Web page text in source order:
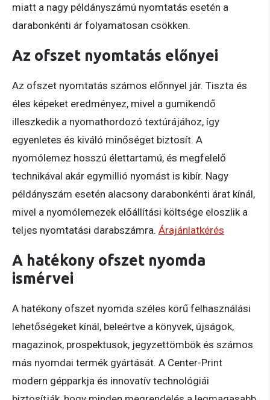
miatt a nagy példányszámú nyomtatás esetén a
darabonkénti ár folyamatosan csökken.
Az ofszet nyomtatás előnyei
Az ofszet nyomtatás számos előnnyel jár. Tiszta és
éles képeket eredményez, mivel a gumikendő
illeszkedik a nyomathordozó textúrájához, így
egyenletes és kiváló minőséget biztosít. A
nyomólemez hosszú élettartamú, és megfelelő
technikával akár egymillió nyomást is kibír. Nagy
példányszám esetén alacsony darabonkénti árat kínál,
mivel a nyomólemezek előállítási költsége eloszlik a
teljes nyomtatási darabszámra. Árajánlatkérés
A hatékony ofszet nyomda
ismérvei
A hatékony ofszet nyomda széles körű felhasználási
lehetőségeket kínál, beleértve a könyvek, újságok,
magazinok, prospektusok, jegyzettömbök és számos
más nyomdai termék gyártását. A Center-Print
modern gépparkja és innovatív technológiái